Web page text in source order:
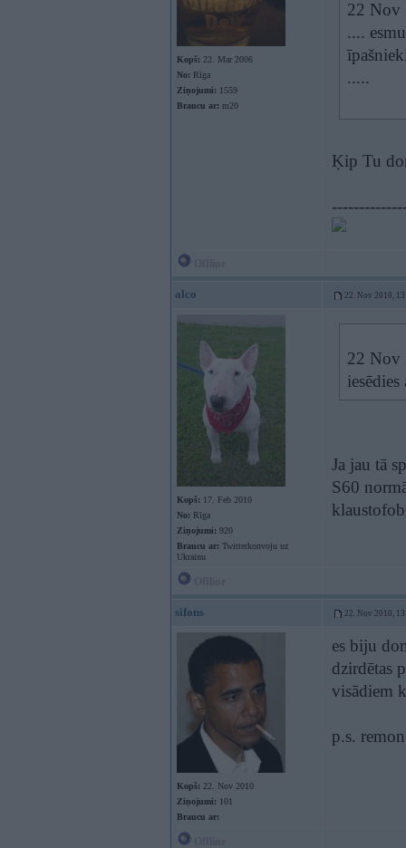
Kopš: 22. Mar 2006
No: Rīga
Ziņojumi: 1559
Braucu ar: m20
22 Nov
....
.....
Ķip Tu
alco 22. Nov 2010,
Kopš: 17. Feb 2010
No: Rīga
Ziņojumi: 920
Braucu ar: Twitterkonvoju uz
Ukrainu
22 Nov
Ja jau tā
S60
sifons 22. Nov 2010,
Kopš: 22. Nov 2010
Ziņojumi: 101
Braucu ar:
es biju
dzirdētas
visādiem
p.s.